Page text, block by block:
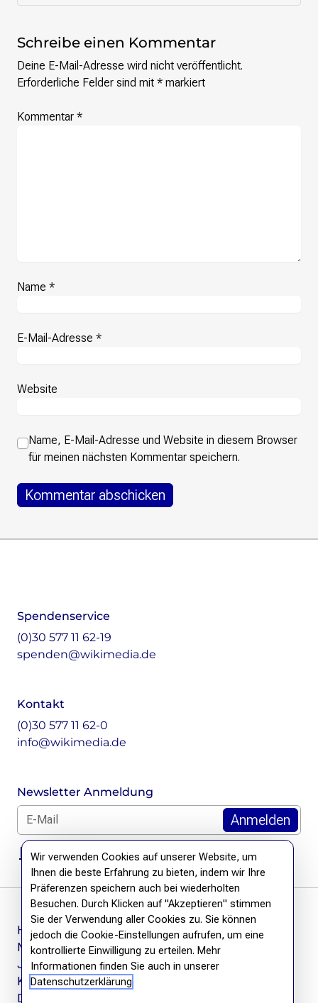
Schreibe einen Kommentar
Deine E-Mail-Adresse wird nicht veröffentlicht.
Erforderliche Felder sind mit * markiert
Kommentar *
Name *
E-Mail-Adresse *
Website
Name, E-Mail-Adresse und Website in diesem Browser
für meinen nächsten Kommentar speichern.
Spendenservice
(0)30 577 11 62-19
spenden@wikimedia.de
Kontakt
(0)30 577 11 62-0
info@wikimedia.de
Newsletter Anmeldung
E-Mail für Newsletter *
DSGVO Hinweis
Häufige Fragen
Newsletter
Jobs
Kontakt
Datenschutzerklärung
Wir verwenden Cookies auf unserer Website, um
Ihnen die beste Erfahrung zu bieten, indem wir Ihre
Präferenzen speichern auch bei wiederholten
Besuchen. Durch Klicken auf "Akzeptieren" stimmen
Sie der Verwendung aller Cookies zu. Sie können
jedoch die Cookie-Einstellungen aufrufen, um eine
kontrollierte Einwilligung zu erteilen. Mehr
Informationen finden Sie auch in unserer
Datenschutzerklärung